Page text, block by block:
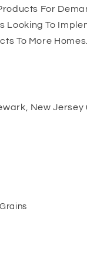
For
To
To More Homes.
New Jersey